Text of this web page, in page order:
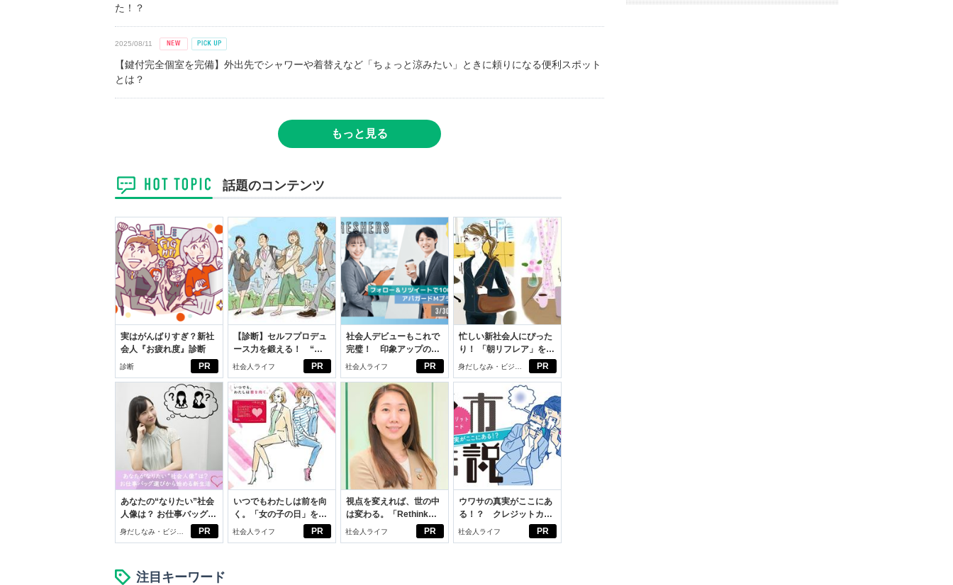
た！？
2025/08/11
【鍵付完全個室を完備】外出先でシャワーや着替えなど「ちょっと涼みたい」ときに頼りになる便利スポット
とは？
もっと見る
話題のコンテンツ
PR
実はがんばりすぎ？新社
会人『お疲れ度』診断
診断 PR
【診断】セルフプロデュ
ース力を鍛える！ “ジ
ブン観”診断
社会人ライフ PR
社会人デビューもこれで
完璧！ 印象アップのセ
ルフプロデュース術
社会人ライフ PR
忙しい新社会人にぴった
り！ 「朝リフレア」をは
じめよう。しっかりニオ
イケアして24時間快適。
身だしなみ・ビジネ
スアイテム
PR
あなたの“なりたい”社会
人像は？ お仕事バッグ選
びから始める新生活
身だしなみ・ビジネ
スアイテム
PR
いつでもわたしは前を向
く。「女の子の日」を前
向きに♪社会人エリ・大
社会人ライフ PR
視点を変えれば、世の中
は変わる。「Rethink
PROJECT」がつたえた
社会人ライフ PR
ウワサの真実がここにあ
る！？ クレジットカー
ドの都市伝説
社会人ライフ
注目キーワード